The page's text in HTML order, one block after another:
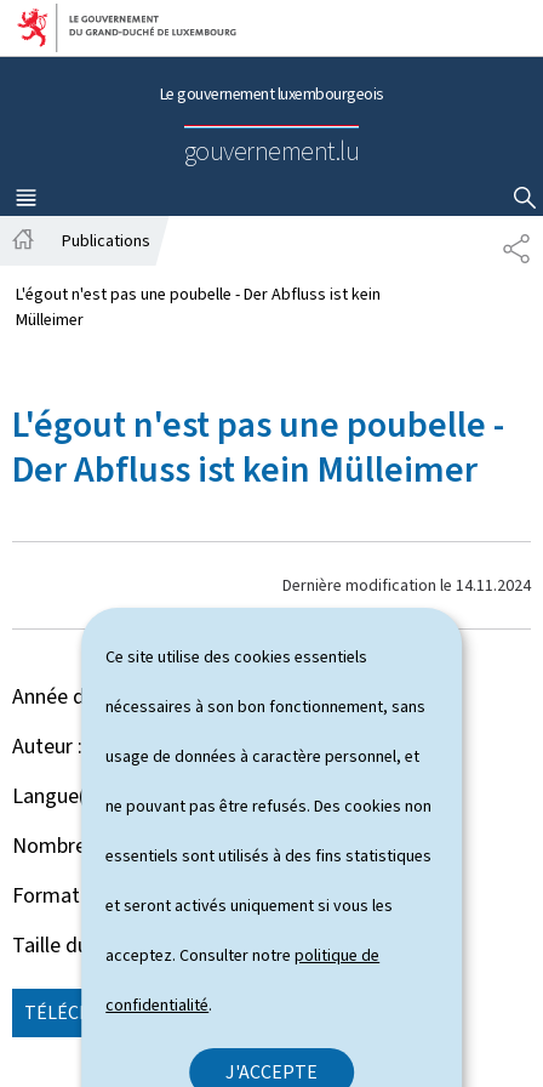
Ce site utilise des cookies essentiels
nécessaires à son bon fonctionnement, sans
usage de données à caractère personnel, et
ne pouvant pas être refusés. Des cookies non
essentiels sont utilisés à des fins statistiques
et seront activés uniquement si vous les
acceptez. Consulter notrepolitique de
confidentialité.
J'ACCEPTE
Aller au menu principal
Aller au contenu
Le gouvernement luxembourgeois
gouvernement.lu
MENU
PRINCIPAL
AFFICHER / MASQUER LA RECHERCHE
P
A
c
c
l
Publications
L'égout n'est pas une poubelle - Der Abfluss ist kein
Mülleimer
L'égout n'est pas une poubelle -
Der Abfluss ist kein Mülleimer
Dernière modification le 14.11.2024
Année de parution
2016
Auteur
Administration de la gestion de l'eau
Langue(s)
Allemand - Français
Nombre de pages 2 page(s)
Format du document Pdf
Taille du fichier 6,63 Mo
TÉLÉCHARGER(DE - FR, PDF - 6,63 MO)